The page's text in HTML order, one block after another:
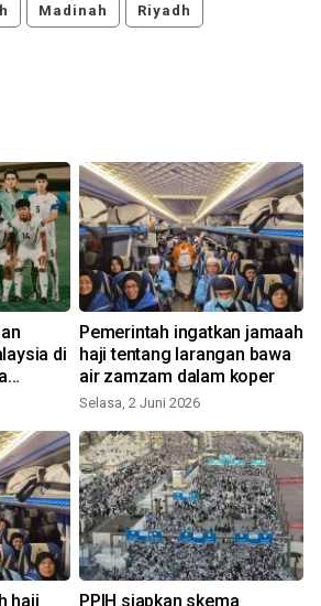
Madinah Riyadh
di
Pemerintah ingatkan jamaah
haji tentang larangan bawa
air zamzam dalam koper
Selasa, 2 Juni 2026
haji PPIH siapkan skema